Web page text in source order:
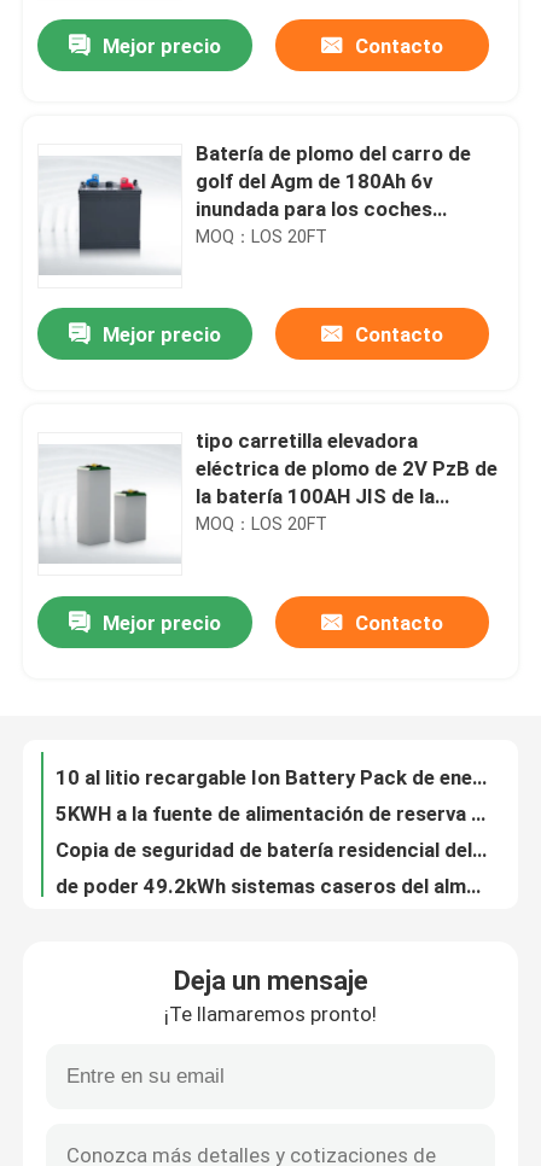
Hogar
Productos
Sobre nosotros
Control de calidad
Éntrenos en contacto con
Batería del arrancador del coche
Batería de plomo del arrancador
Litio Ion Starter Battery
Mejor precio Contacto
Batería de plomo del carro de
golf del Agm de 180Ah 6v
inundada para los coches
patrulla
MOQ：LOS 20FT
Mejor precio Contacto
tipo carretilla elevadora
eléctrica de plomo de 2V PzB de
la batería 100AH JIS de la
tracción
MOQ：LOS 20FT
Mejor precio Contacto
de poder 49.2kWh sistemas caseros del almacenamiento de energía Lifepo4 del paquete de las baterías portátiles residenciales del camello
Batería de plomo 2V PzS de la tracción del remolque de la carretilla elevadora eléctrica del camello
Deja un mensaje
¡Te llamaremos pronto!